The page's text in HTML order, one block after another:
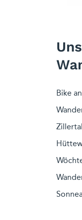
Bike